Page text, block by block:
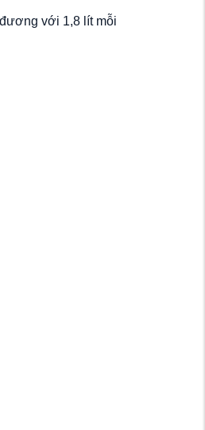
với 1,8 lít mỗi